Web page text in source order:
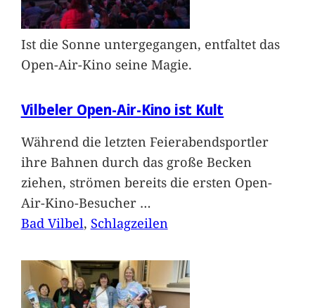
Ist die Sonne untergegangen, entfaltet das
Open-Air-Kino seine Magie.
Vilbeler Open-Air-Kino ist Kult
Während die letzten Feierabendsportler
ihre Bahnen durch das große Becken
ziehen, strömen bereits die ersten Open-
Air-Kino-Besucher …
Bad Vilbel, Schlagzeilen